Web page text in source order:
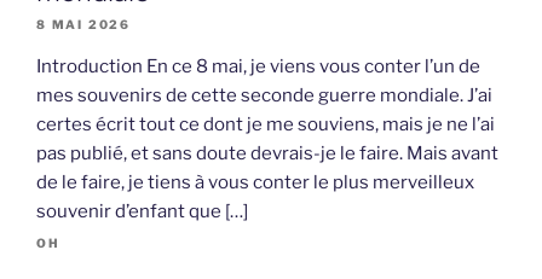
8 MAI 2026
Introduction En ce 8 mai, je viens vous conter l’un de
mes souvenirs de cette seconde guerre mondiale. J’ai
certes écrit tout ce dont je me souviens, mais je ne l’ai
pas publié, et sans doute devrais-je le faire. Mais avant
de le faire, je tiens à vous conter le plus merveilleux
souvenir d’enfant que […]
OH